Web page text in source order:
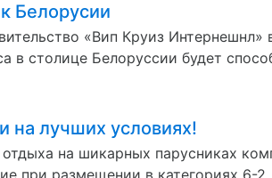
Белорусии
«Вип Круиз
в столице Белоруссии будет
на лучших условиях!
на шикарных парусниках